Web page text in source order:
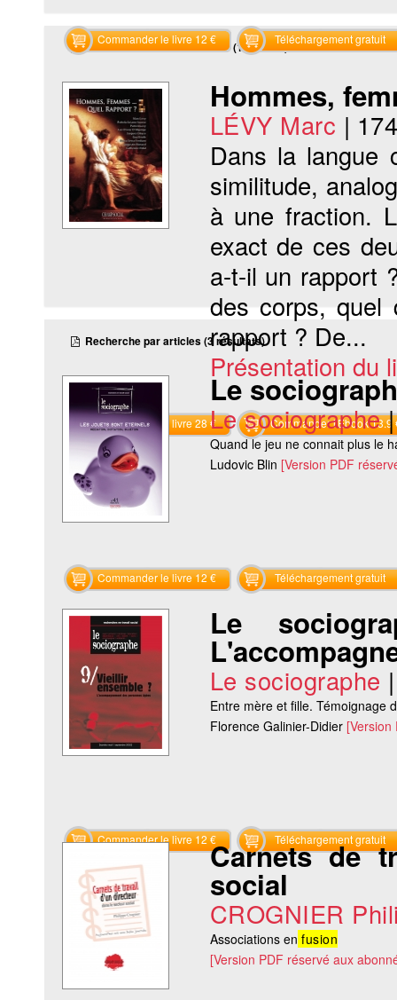
Commander le livre 12 € Téléchargement gratuit
Recherche sur les mots clés (1 résultat)
Hommes,
LÉVY Marc |
Dans la langue
similitude,
à une fraction.
exact de ces
a-t-il un rapport
des corps, quel
rapport ? De...
Présentation du
Commander le livre 28 € Commander l'Ebook 13.9
Recherche par articles (3 résultats)
Le
Le sociographe
Quand le jeu ne connait plus le
Ludovic Blin [Version PDF
Commander le livre 12 € Téléchargement gratuit
Le
Le sociographe
Entre mère et fille. Témoignage
Florence Galinier-Didier
Commander le livre 12 € Téléchargement gratuit
Carnets de
social
CROGNIER
Associations en fusion
[Version PDF réservé aux